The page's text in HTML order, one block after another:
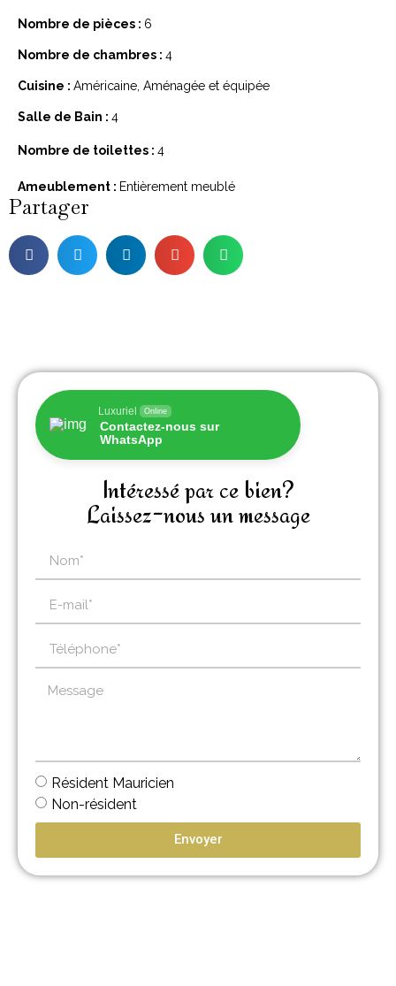
Nombre de pièces : 6
Nombre de chambres : 4
Cuisine : Américaine, Aménagée et équipée
Salle de Bain : 4
Nombre de toilettes : 4
Ameublement : Entièrement meublé
Partager
Luxuriel Online
Contactez-nous sur
WhatsApp
Intéressé par ce bien?
Laissez-nous un message
Résident Mauricien
Non-résident
Envoyer